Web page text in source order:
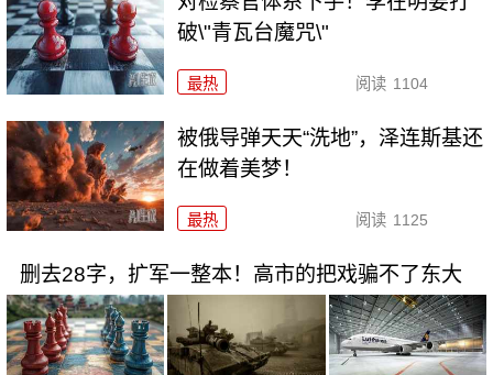
破\"青瓦台魔咒\"
最热 阅读 1104
被俄导弹天天“洗地”，泽连斯基还
在做着美梦！
最热 阅读 1125
删去28字，扩军一整本！高市的把戏骗不了东大